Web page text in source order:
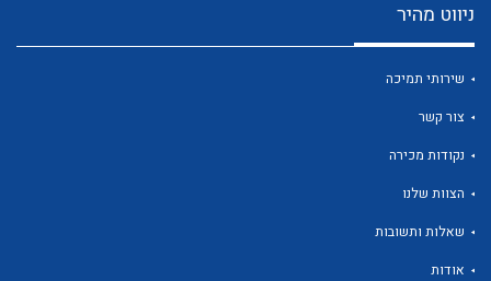
ניווט מהיר
שירותי תמיכה
צור קשר
נקודות מכירה
הצוות שלנו
שאלות ותשובות
אודות